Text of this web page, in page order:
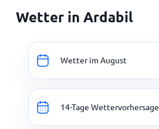
Wetter in Ardabil
Wetter im August
14-Tage Wettervorhersage